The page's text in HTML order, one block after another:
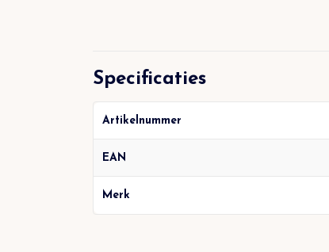
Specificaties
Artikelnummer
EAN
Merk